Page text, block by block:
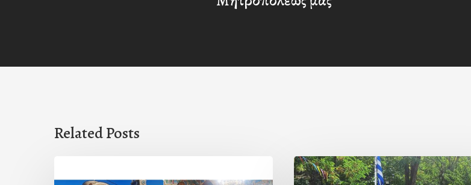
Related Posts
Με